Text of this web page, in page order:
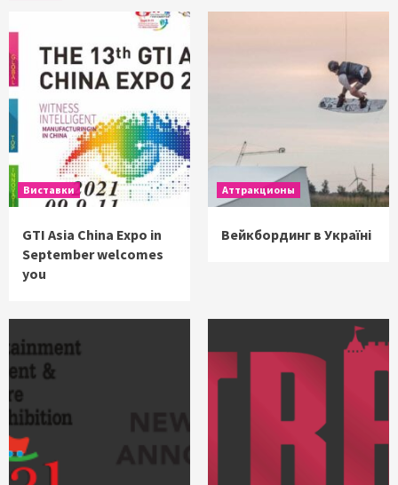
Виставки
GTI Asia China Expo in
September welcomes
you
Аттракционы
Вейкбординг в Україні